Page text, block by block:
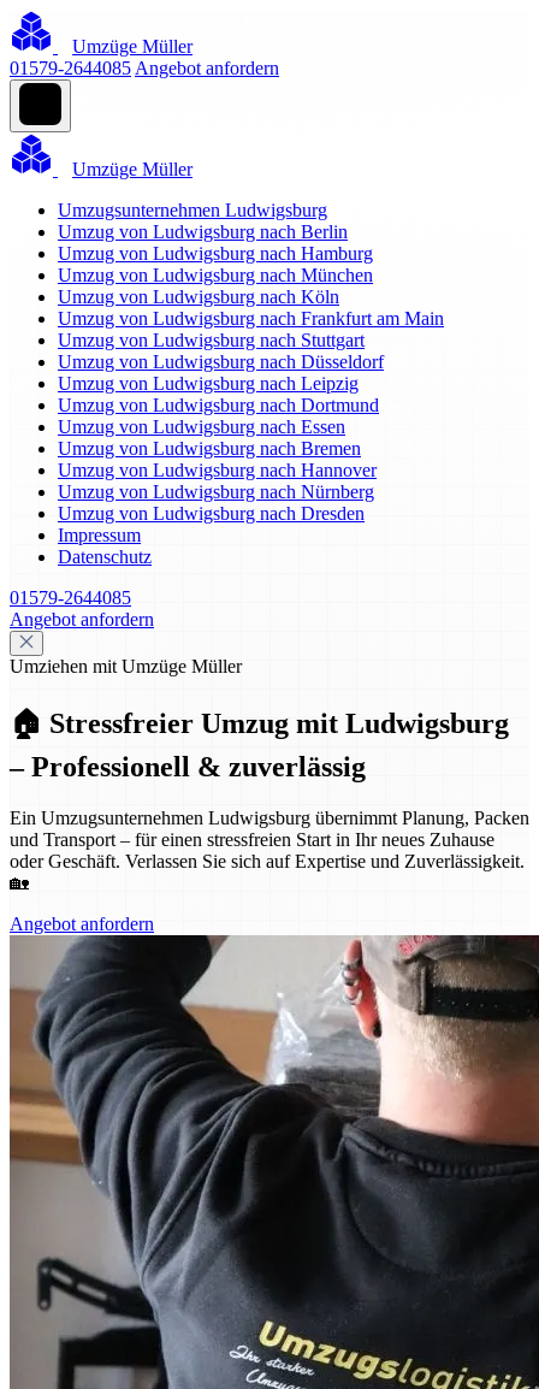
Umzüge Müller
01579-2644085 Angebot anfordern
Umzüge Müller
Umzugsunternehmen Ludwigsburg
Umzug von Ludwigsburg nach Berlin
Umzug von Ludwigsburg nach Hamburg
Umzug von Ludwigsburg nach München
Umzug von Ludwigsburg nach Köln
Umzug von Ludwigsburg nach Frankfurt am Main
Umzug von Ludwigsburg nach Stuttgart
Umzug von Ludwigsburg nach Düsseldorf
Umzug von Ludwigsburg nach Leipzig
Umzug von Ludwigsburg nach Dortmund
Umzug von Ludwigsburg nach Essen
Umzug von Ludwigsburg nach Bremen
Umzug von Ludwigsburg nach Hannover
Umzug von Ludwigsburg nach Nürnberg
Umzug von Ludwigsburg nach Dresden
Impressum
Datenschutz
01579-2644085
Angebot anfordern
Umziehen mit Umzüge Müller
🏠 Stressfreier Umzug mit Ludwigsburg
– Professionell & zuverlässig
Ein Umzugsunternehmen Ludwigsburg übernimmt Planung, Packen
und Transport – für einen stressfreien Start in Ihr neues Zuhause
oder Geschäft. Verlassen Sie sich auf Expertise und Zuverlässigkeit.
🏡
Angebot anfordern